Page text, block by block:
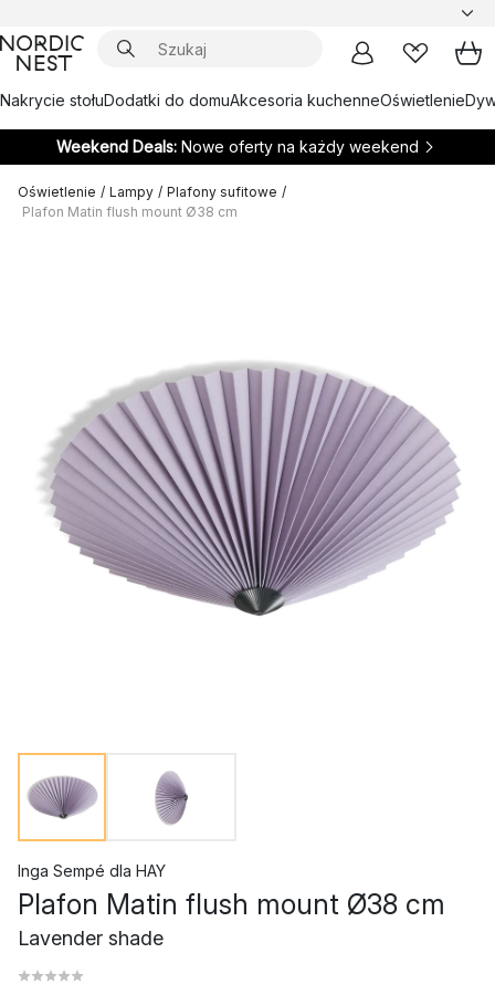
Nakrycie stołuDodatki do domuAkcesoria kuchenneOświetlenie
Weekend Deals: Nowe oferty na każdy weekend
Oświetlenie / Lampy / Plafony sufitowe /
Plafon Matin flush mount Ø38 cm
Inga Sempé dla HAY
Plafon Matin flush mount Ø38 cm
Lavender shade